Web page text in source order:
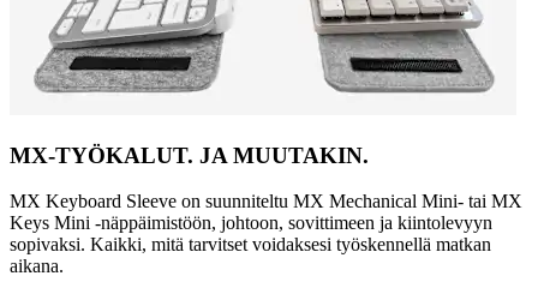
MX-TYÖKALUT. JA MUUTAKIN.
MX Keyboard Sleeve on suunniteltu MX Mechanical Mini- tai MX
Keys Mini -näppäimistöön, johtoon, sovittimeen ja kiintolevyyn
sopivaksi. Kaikki, mitä tarvitset voidaksesi työskennellä matkan
aikana.